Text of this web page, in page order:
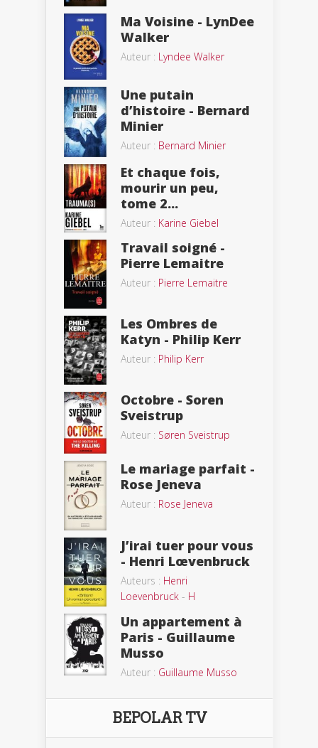
Ma Voisine - LynDee
Walker
Auteur : Lyndee Walker
Une putain
d’histoire - Bernard
Minier
Auteur : Bernard Minier
Et chaque fois,
mourir un peu,
tome 2...
Auteur : Karine Giebel
Travail soigné -
Pierre Lemaitre
Auteur : Pierre Lemaitre
Les Ombres de
Katyn - Philip Kerr
Auteur : Philip Kerr
Octobre - Soren
Sveistrup
Auteur : Søren Sveistrup
Le mariage parfait -
Rose Jeneva
Auteur : Rose Jeneva
J’irai tuer pour vous
- Henri Lœvenbruck
Auteurs : Henri
Loevenbruck - H
Un appartement à
Paris - Guillaume
Musso
Auteur : Guillaume Musso
BEPOLAR TV